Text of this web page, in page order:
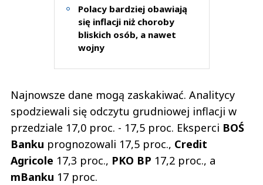
Polacy bardziej obawiają
się inflacji niż choroby
bliskich osób, a nawet
wojny
Najnowsze dane mogą zaskakiwać. Analitycy
spodziewali się odczytu grudniowej inflacji w
przedziale 17,0 proc. - 17,5 proc. Eksperci BOŚ
Banku prognozowali 17,5 proc., Credit
Agricole 17,3 proc., PKO BP 17,2 proc., a
mBanku 17 proc.